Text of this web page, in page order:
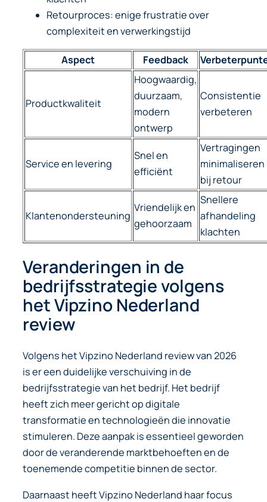
Retourproces: enige frustratie over
complexiteit en verwerkingstijd
Aspect Feedback
Productkwaliteit
Hoogwaardig,
duurzaam,
modern
ontwerp
Consistentie
verbeteren
Service en levering
Snel en
efficiënt
Vertragingen
minimaliseren
bij retour
Klantenondersteuning
Vriendelijk en
gehoorzaam
Snellere
afhandeling
klachten
Veranderingen in de
bedrijfsstrategie volgens
het Vipzino Nederland
review
Volgens het Vipzino Nederland review van 2026
is er een duidelijke verschuiving in de
bedrijfsstrategie van het bedrijf. Het bedrijf
heeft zich meer gericht op digitale
transformatie en technologieën die innovatie
stimuleren. Deze aanpak is essentieel geworden
door de veranderende marktbehoeften en de
toenemende competitie binnen de sector.
Daarnaast heeft Vipzino Nederland haar focus